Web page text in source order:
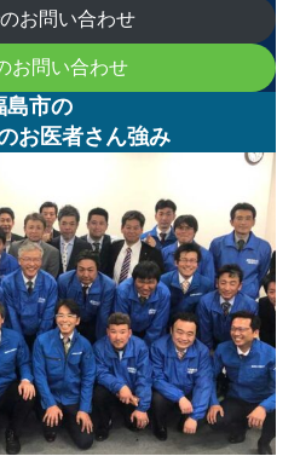
お問い合わせ
お問い合わせ
島市の
お医者さん強み